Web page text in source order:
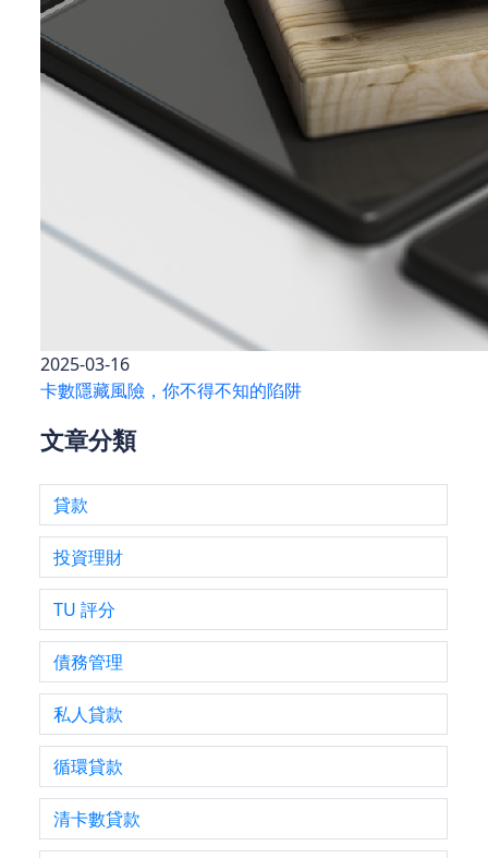
2025-03-16
卡數隱藏風險，你不得不知的陷阱
文章分類
貸款
投資理財
TU 評分
債務管理
私人貸款
循環貸款
清卡數貸款